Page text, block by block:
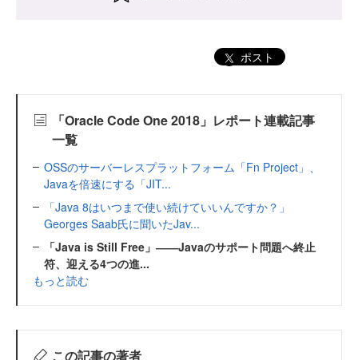
ポスト
「Oracle Code One 2018」レポート連載記事
一覧
OSSのサーバーレスプラットフォーム「Fn Project」、
Javaを倍速にする「JIT...
「Java 8はいつまで使い続けていいんですか？」
Georges Saab氏に聞いたJav...
「Java is Still Free」――Javaのサポート問題へ終止
符、迎える4つの進...
もっと読む
この記事の著者